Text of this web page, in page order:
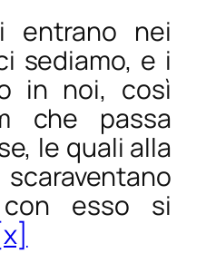
entrano nei
sediamo, e i
in noi, così
che passa
le quali alla
esso si